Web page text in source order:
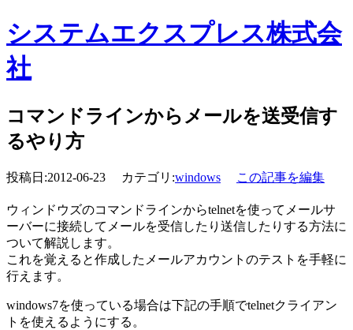
システムエクスプレス株式会
社
コマンドラインからメールを送受信す
るやり方
投稿日:2012-06-23 カテゴリ:windows この記事を編集
ウィンドウズのコマンドラインからtelnetを使ってメールサ
ーバーに接続してメールを受信したり送信したりする方法に
ついて解説します。
これを覚えると作成したメールアカウントのテストを手軽に
行えます。
windows7を使っている場合は下記の手順でtelnetクライアン
トを使えるようにする。